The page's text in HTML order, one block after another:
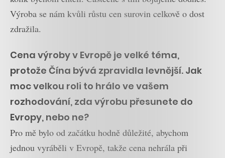
Výroba se nám kvůli růstu cen surovin celkově o dost
zdražila.
Cena výroby v Evropě je velké téma,
protože Čína bývá zpravidla levnější. Jak
moc velkou roli to hrálo ve vašem
rozhodování, zda výrobu přesunete do
Evropy, nebo ne?
Pro mě bylo od začátku hodně důležité, abychom
jednou vyráběli v Evropě, takže cena nehrála při